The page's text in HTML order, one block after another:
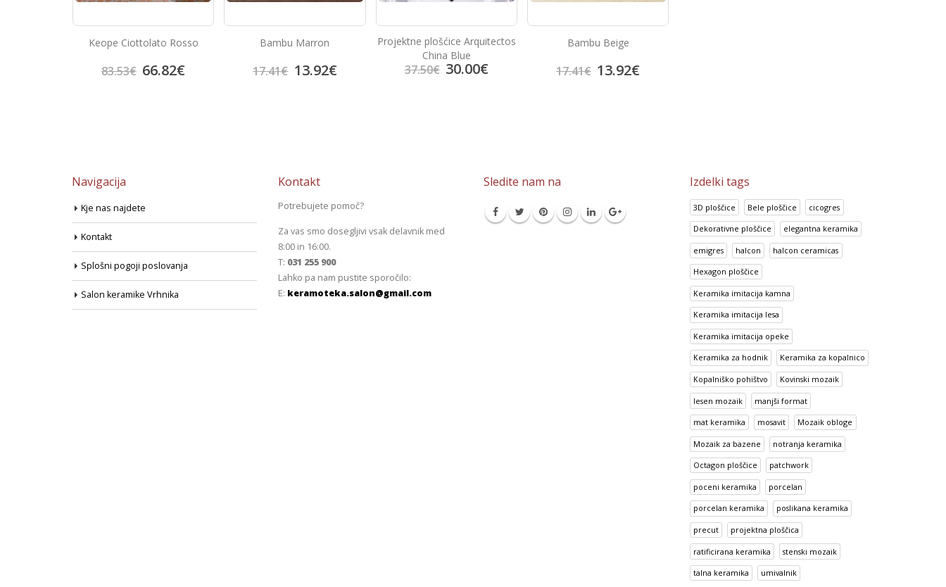
Keope Ciottolato Rosso
83.53€ 66.82€
Bambu Marron
17.41€ 13.92€
Projektne plošćice Arquitectos
China Blue
37.50€ 30.00€
Bambu Beige
17.41€ 13.92€
Navigacija
Kje nas najdete
Kontakt
Splošni pogoji poslovanja
Salon keramike Vrhnika
Kontakt
Potrebujete pomoč?
Za vas smo dosegljivi vsak delavnik med
8:00 in 16:00.
T: 031 255 900
Lahko pa nam pustite sporočilo:
E: keramoteka.salon@gmail.com
Sledite nam na Izdelki tags
3D ploščice Bele ploščice cicogres
Dekorativne ploščice elegantna keramika
emigres halcon halcon ceramicas
Hexagon ploščice
Keramika imitacija kamna
Keramika imitacija lesa
Keramika imitacija opeke
Keramika za hodnik Keramika za kopalnico
Kopalniško pohištvo Kovinski mozaik
lesen mozaik manjši format
mat keramika mosavit Mozaik obloge
Mozaik za bazene notranja keramika
Octagon ploščice patchwork
poceni keramika porcelan
porcelan keramika poslikana keramika
precut projektna ploščica
ratificirana keramika stenski mozaik
talna keramika umivalnik